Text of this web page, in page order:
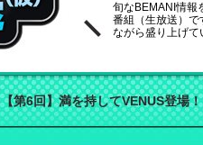
旬なBEMANI情報
番組（生放送）
ながら盛り上げて
【第6回】満を持してVENUS登場！